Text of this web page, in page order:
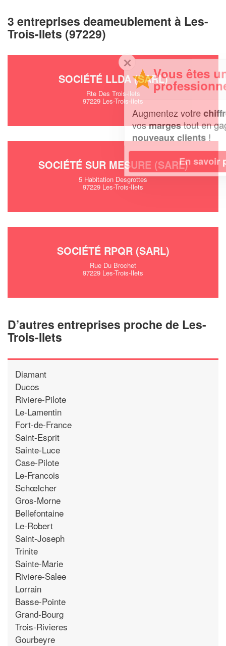
3 entreprises deameublement à Les-
Trois-Ilets (97229)
SOCIÉTÉ LLDA (SARL)
Rte Des Trois-ilets
97229 Les-Trois-Ilets
SOCIÉTÉ SUR MESURE (SARL)
5 Habitation Desgrottes
97229 Les-Trois-Ilets
SOCIÉTÉ RPQR (SARL)
Rue Du Brochet
97229 Les-Trois-Ilets
D’autres entreprises proche de Les-
Trois-Ilets
Diamant
Ducos
Riviere-Pilote
Le-Lamentin
Fort-de-France
Saint-Esprit
Sainte-Luce
Case-Pilote
Le-Francois
Schœlcher
Gros-Morne
Bellefontaine
Le-Robert
Saint-Joseph
Trinite
Sainte-Marie
Riviere-Salee
Lorrain
Basse-Pointe
Grand-Bourg
Trois-Rivieres
Gourbeyre
Vous êtes un
professionnel ?
Augmentez votrechiffre d'affaireset
vosmargestout en gagnant de
nouveaux clients!
En savoir plus